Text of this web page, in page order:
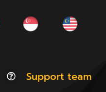
Support team